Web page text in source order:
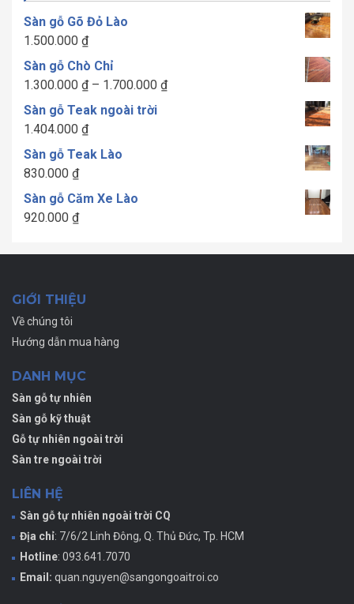
Sàn gỗ Gõ Đỏ Lào
1.500.000 ₫
Sàn gỗ Chò Chỉ
1.300.000 ₫ – 1.700.000 ₫Khoảng
Sàn gỗ Teak ngoài trời
1.404.000 ₫
Sàn gỗ Teak Lào
830.000 ₫
Sàn gỗ Căm Xe Lào
920.000 ₫
GIỚI THIỆU
Về chúng tôi
Hướng dẫn mua hàng
DANH MỤC
Sàn gỗ tự nhiên
Sàn gỗ kỹ thuật
Gỗ tự nhiên ngoài trời
Sàn tre ngoài trời
LIÊN HỆ
Sàn gỗ tự nhiên ngoài trời CQ
Địa chỉ: 7/6/2 Linh Đông, Q. Thủ Đức, Tp. HCM
Hotline: 093.641.7070
Email: quan.nguyen@sangongoaitroi.co